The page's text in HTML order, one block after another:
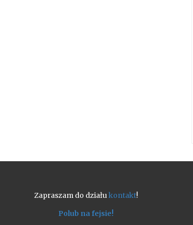
Zapraszam do działukontakt!
Polub na fejsie!